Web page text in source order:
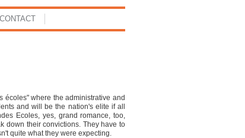
CONTACT
écoles" where the administrative and
and will be the nation's elite if all
Ecoles, yes, grand romance, too,
down their convictions. They have to
quite what they were expecting.